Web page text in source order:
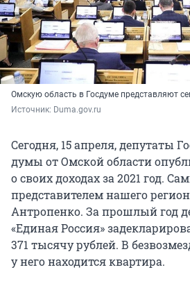
Омскую область в Госдуме представляют
Источник: Duma.gov.ru
Сегодня, 15 апреля, депутаты
думы от Омской области
о своих доходах за 2021 год.
представителем нашего
Антропенко. За прошлый год
«Единая Россия»
371 тысячу рублей. В
у него находится квартира.